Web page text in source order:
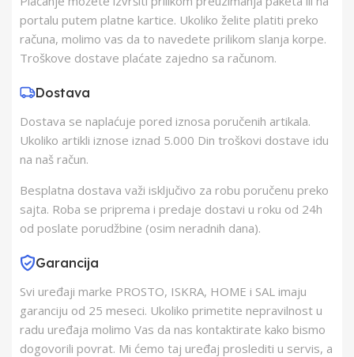
Proizvođač Somogyi Elektronic
Zemlja Porekla
Zemlja Uvoza
Barkod 5999084900397
portalu putem platne kartice. Ukoliko želite platiti preko
računa, molimo vas da to navedete prilikom slanja korpe.
Troškove dostave plaćate zajedno sa računom.
Dostava
Dostava se naplaćuje pored iznosa poručenih artikala.
Ukoliko artikli iznose iznad 5.000 Din troškovi dostave idu
na naš račun.
Besplatna dostava važi isključivo za robu poručenu preko
sajta. Roba se priprema i predaje dostavi u roku od 24h
od poslate porudžbine (osim neradnih dana).
Garancija
Svi uređaji marke PROSTO, ISKRA, HOME i SAL imaju
garanciju od 25 meseci. Ukoliko primetite nepravilnost u
radu uređaja molimo Vas da nas kontaktirate kako bismo
dogovorili povrat. Mi ćemo taj uređaj proslediti u servis, a